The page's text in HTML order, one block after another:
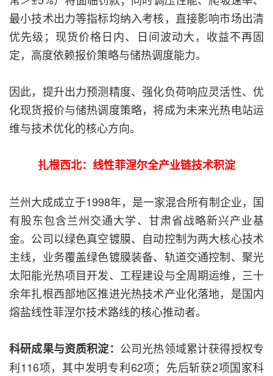
最小技术出力等指标均纳入考核，直接影响市场出清
优先级；现货价格日内、日间波动大，收益不再固
定，高度依赖报价策略与储热调度能力。
因此，提升出力预测精度、强化负荷响应灵活性、优
化现货报价与储热调度策略，将成为未来光热电站运
维与技术优化的核心方向。
扎根西北：线性菲涅尔全产业链技术积淀
兰州大成成立于1998年，是一家混合所有制企业，国
有股东包含兰州交通大学、甘肃省战略新兴产业基
金。公司以绿色真空镀膜、自动控制为两大核心技术
主线，业务覆盖绿色镀膜装备、轨道交通控制、聚光
太阳能光热项目开发、工程建设与全周期运维，三十
余年扎根西部地区推进光热技术产业化落地，是国内
熔盐线性菲涅尔技术路线的核心推动者。
科研成果与资质积淀： 公司光热领域累计获得授权专
利116项，其中发明专利62项；先后斩获2项国家科